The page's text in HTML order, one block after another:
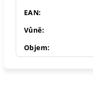
EAN:
Vůně:
Objem: